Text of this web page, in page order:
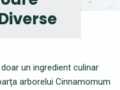
un ingredient culinar
arborelui Cinnamomum